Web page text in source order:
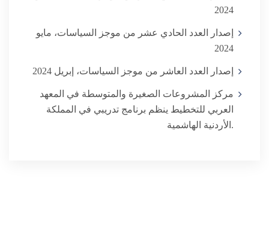
2024
إصدار العدد الحادي عشر من موجز السياسات، مايو
2024
إصدار العدد العاشر من موجز السياسات، إبريل 2024
مركز المشروعات الصغيرة والمتوسطة في المعهد
العربي للتخطيط ينظم برنامج تدريبي في المملكة
الأردنية الهاشمية.